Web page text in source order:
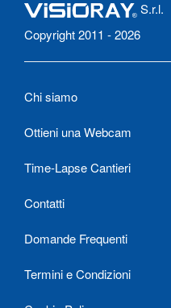
S.r.l.
Copyright 2011 - 2026
Chi siamo
Ottieni una Webcam
Time-Lapse Cantieri
Contatti
Domande Frequenti
Termini e Condizioni